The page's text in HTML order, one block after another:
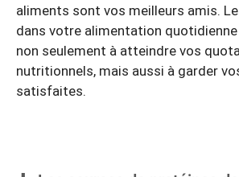
aliments sont vos meilleurs amis.
dans votre alimentation
non seulement à atteindre vos
nutritionnels, mais aussi à garder
satisfaites.